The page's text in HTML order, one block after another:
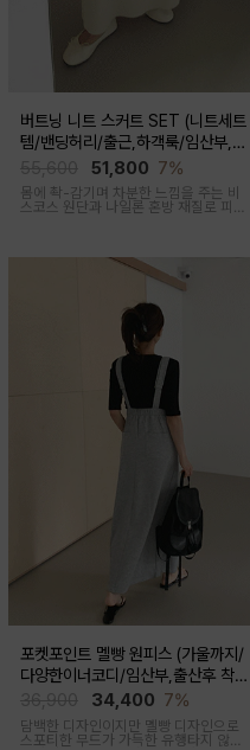
버트닝 니트 스커트 SET (니트세트
템/밴딩허리/출근,하객룩/임산부,출
산후 착용가능)51,800 7%
몸에 촥-감기며 차분한 느낌을 주는 비
스코스 원단과 나일론 혼방 재질로 피부
포켓포인트 멜빵 원피스 (가울까지/
다양한이너코디/임산부,출산후 착용
34,400 7%
담백한 디자인이지만 멜빵 디자인으로
스포티한 무드가 가득한 유행타지 않는